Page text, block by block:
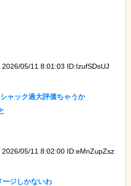
2026/05/11 8:01:03 ID:IzufSDsUJ
ャック過大評価ちゃうか
2026/05/11 8:02:00 ID:eMnZupZsz
ジしかないわ